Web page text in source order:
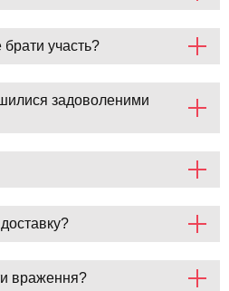
участь?
задоволеними
враження?